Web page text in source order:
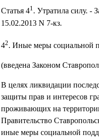
Статья 41. Утратила силу. -
15.02.2013 N 7-кз.
42. Иные меры социальной
(введена Законом
В целях ликвидации
защиты прав и интересов
проживающих на
Правительство
иные меры социальной